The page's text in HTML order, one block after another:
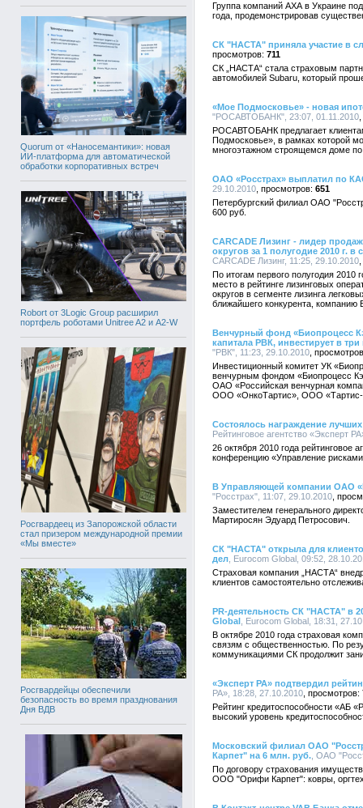
Quorum от «Наносемантики»: новая
ИИ-платформа для автоматической
обработки корпоративных встреч
Robort от 3Logic Group расширил
портфель роботами Unitree A2 и A2-W
Росгвардеец из Запорожской области
стал призером международной премии
«Мы вместе»
Росгвардейцы обеспечили
безопасность во время празднования
Дня ВДВ
Группа компаний АХА в Украине
года, продемонстрировав
СК "НАСТА" приняла участие в
711
СК „НАСТА“ стала страховым
автомобилей Subaru, который
«Мое Подмосковье» - новая
"РОСАВТОБАНК", 23:07, 01.11.2010
РОСАВТОБАНК предлагает
Подмосковье», в рамках которой
многоэтажном строящемся доме
ОАО «Росстрах» выплатил по
29.10.2010
651
Петербургский филиал ОАО
600 руб.
CARCADE Лизинг - лидер
округов за 1 полугодие 2010 г.
CARCADE Лизинг, 11:25, 29.10.2010
По итогам первого полугодия 2010
место в рейтинге лизинговых
округов в сегменте лизинга
ближайшего конкурента, компанию
Венчурный фонд «Биопроцесс
капитала РВК, инвестирует в
"РВК", 11:23, 29.10.2010
Инвестиционный комитет УК
венчурным фондом «Биопроцесс
ОАО «Российская венчурная
ООО «ОнкоТартис», ООО
Состоялось награждение
Рейтинговое агентство «Эксперт
26 октября 2010 года рейтинговое
конференцию «Управление
В Управляющей компании ОАО
"Росстрах", 11:07, 29.10.2010
Заместителем генерального
Мартиросян Эдуард Петросович.
СК "НАСТА" открыла для
дел , Eurocom Global, 09:52,
Страховая компания „НАСТА“
клиентов самостоятельно
PR-деятельность СК "НАСТА" в
Global , Eurocom Global, 18:31,
В октябре 2010 года страховая
связям с общественностью. По
коммуникациями СК продолжит
«Эксперт РА» подтвердил
РА», 18:28, 27.10.2010
Рейтинг кредитоспособности «АБ
высокий уровень
Московский филиал ОАО
Карпет" на 6 млн. руб. , ОАО
По договору страхования
ООО "Орифи Карпет": ковры,